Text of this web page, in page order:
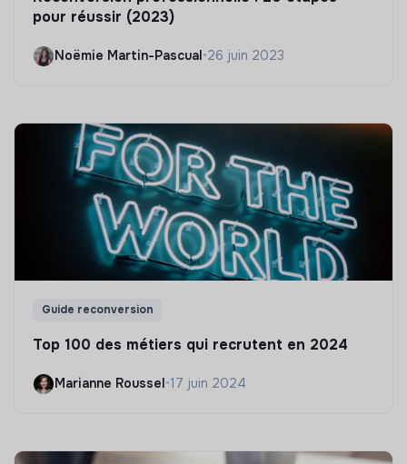
pour réussir (2023)
Noëmie Martin-Pascual •26 juin 2023
Guide reconversion
Top 100 des métiers qui recrutent en 2024
Marianne Roussel•17 juin 2024